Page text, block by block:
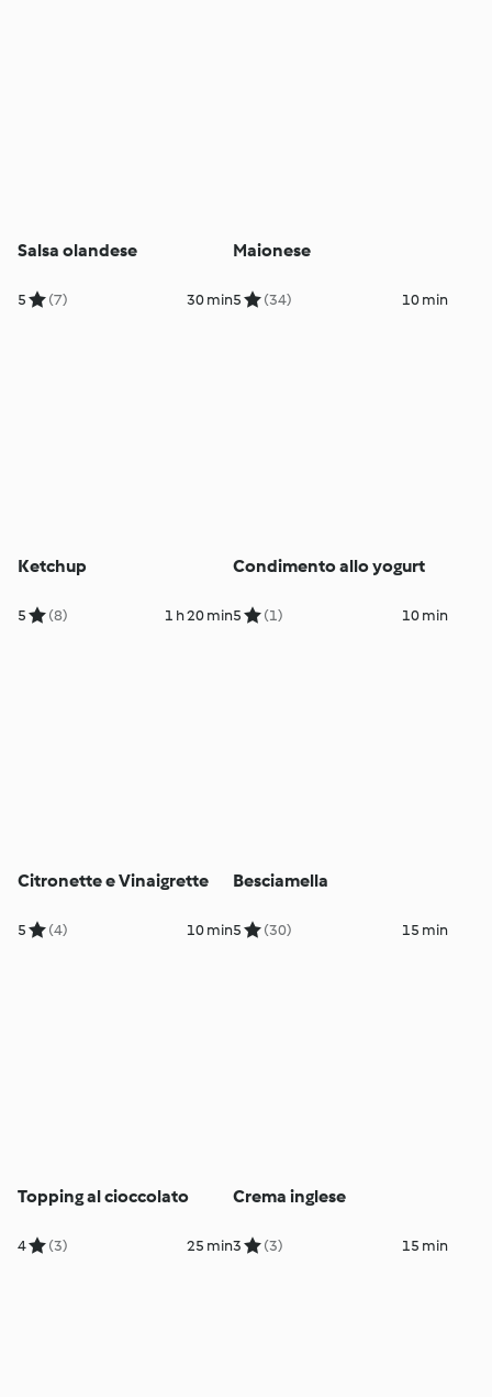
Salsa olandese
5 (7) 30 min
Maionese
5 (34) 10 min
Ketchup
5 (8) 1 h 20 min
Condimento allo yogurt
5 (1) 10 min
Citronette e Vinaigrette
5 (4) 10 min
Besciamella
5 (30) 15 min
Topping al cioccolato
4 (3) 25 min
Crema inglese
3 (3) 15 min